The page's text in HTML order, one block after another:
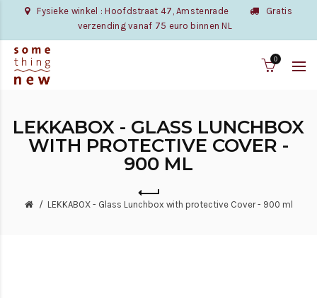
Fysieke winkel : Hoofdstraat 47, Amstenrade
Gratis
verzending vanaf 75 euro binnen NL
0
LEKKABOX - GLASS LUNCHBOX
WITH PROTECTIVE COVER -
900 ML
LEKKABOX - Glass Lunchbox with protective Cover - 900 ml